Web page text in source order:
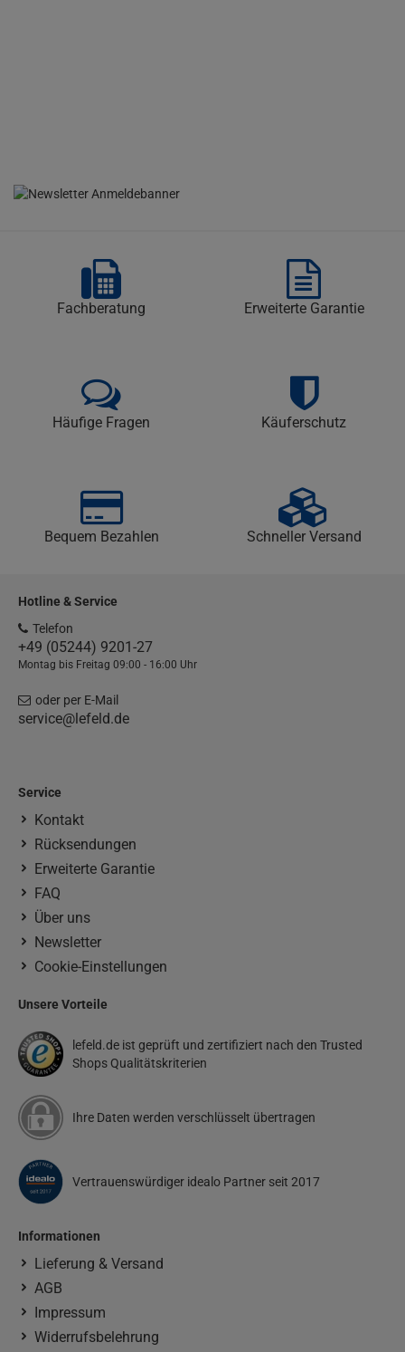
Fachberatung Erweiterte Garantie
Häufige Fragen Käuferschutz
Bequem Bezahlen Schneller Versand
Hotline & Service
Telefon
+49 (05244) 9201-27
Montag bis Freitag 09:00 - 16:00 Uhr
oder per E-Mail
service@lefeld.de
Service
Kontakt
Rücksendungen
Erweiterte Garantie
FAQ
Über uns
Newsletter
Cookie-Einstellungen
Unsere Vorteile
lefeld.de ist geprüft und zertifiziert nach den Trusted
Shops Qualitätskriterien
Ihre Daten werden verschlüsselt übertragen
Vertrauenswürdiger idealo Partner seit 2017
Informationen
Lieferung & Versand
AGB
Impressum
Widerrufsbelehrung